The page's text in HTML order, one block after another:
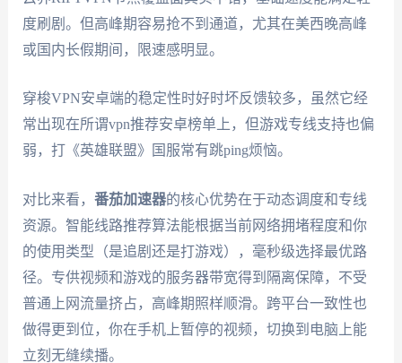
度刷剧。但高峰期容易抢不到通道，尤其在美西晚高峰
或国内长假期间，限速感明显。
穿梭VPN安卓端的稳定性时好时坏反馈较多，虽然它经
常出现在所谓vpn推荐安卓榜单上，但游戏专线支持也偏
弱，打《英雄联盟》国服常有跳ping烦恼。
对比来看， 番茄加速器的核心优势在于动态调度和专线
资源。智能线路推荐算法能根据当前网络拥堵程度和你
的使用类型（是追剧还是打游戏），毫秒级选择最优路
径。专供视频和游戏的服务器带宽得到隔离保障，不受
普通上网流量挤占，高峰期照样顺滑。跨平台一致性也
做得更到位，你在手机上暂停的视频，切换到电脑上能
立刻无缝续播。